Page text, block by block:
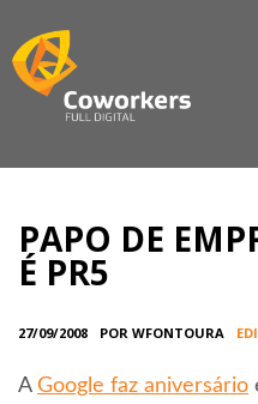
PAPO DE
É PR5
27/09/2008 POR WFONTOURA
A Google faz aniversário